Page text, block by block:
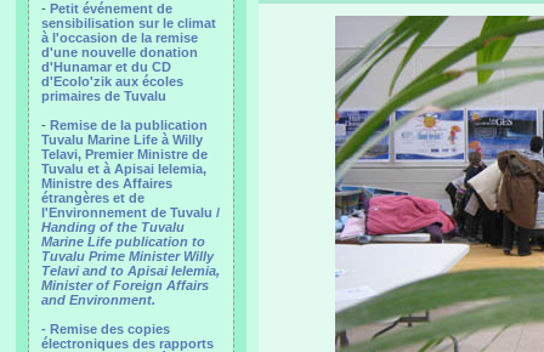
- Petit événement de
sensibilisation sur le climat
à l'occasion de la remise
d'une nouvelle donation
d'Hunamar et du CD
d'Ecolo'zik aux écoles
primaires de Tuvalu
- Remise de la publication
Tuvalu Marine Life à Willy
Telavi, Premier Ministre de
Tuvalu et à Apisai Ielemia,
Ministre des Affaires
étrangères et de
l'Environnement de Tuvalu /
Handing of the Tuvalu
Marine Life publication to
Tuvalu Prime Minister Willy
Telavi and to Apisai Ielemia,
Minister of Foreign Affairs
and Environment.
- Remise des copies
électroniques des rapports